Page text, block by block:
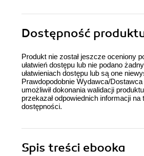
Dostępność
Produkt nie został jeszcze oceniony
ułatwień dostępu lub nie podano
ułatwieniach dostępu lub są one
Prawdopodobnie Wydawca/
umożliwił dokonania walidacji
przekazał odpowiednich informacji na
dostępności.
Spis treści ebooka